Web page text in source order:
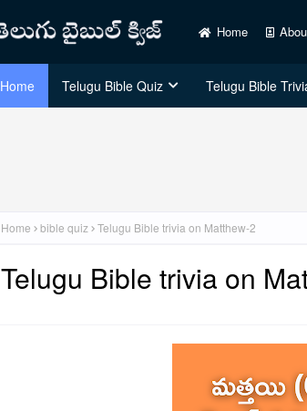
Home
Home Telugu Bible Quiz Telugu Bible
Home bible quiz Telugu Bible trivia on Matthew-2
Telugu Bible trivia on